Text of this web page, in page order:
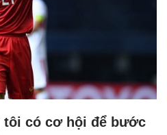
tôi có cơ hội để bước